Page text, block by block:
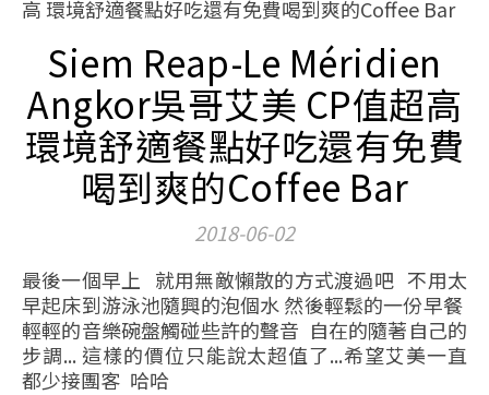
Siem Reap-Le Méridien
Angkor吳哥艾美 CP值超高
環境舒適餐點好吃還有免費
喝到爽的Coffee Bar
2018-06-02
最後一個早上 就用無敵懶散的方式渡過吧 不用太
早起床到游泳池隨興的泡個水 然後輕鬆的一份早餐
輕輕的音樂碗盤觸碰些許的聲音 自在的隨著自己的
步調... 這樣的價位只能說太超值了...希望艾美一直
都少接團客 哈哈